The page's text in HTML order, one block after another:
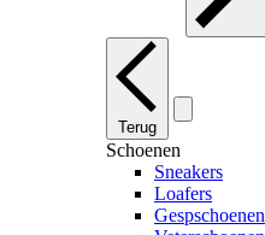
Terug
Schoenen
Sneakers
Loafers
Gespschoenen